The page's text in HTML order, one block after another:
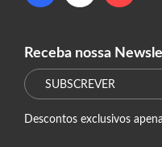
Receba nossa
SUBSCREVER
Descontos exclusivos